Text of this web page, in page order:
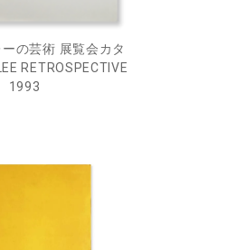
の芸術 展覧会カタ
RETROSPECTIVE
1993